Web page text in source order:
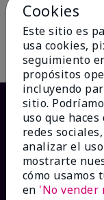
Cookies
Este sitio es
usa cookies,
seguimiento
propósitos
incluyendo
sitio.
uso que
redes
analizar el
mostrarte
cómo usamos
en 'No vender